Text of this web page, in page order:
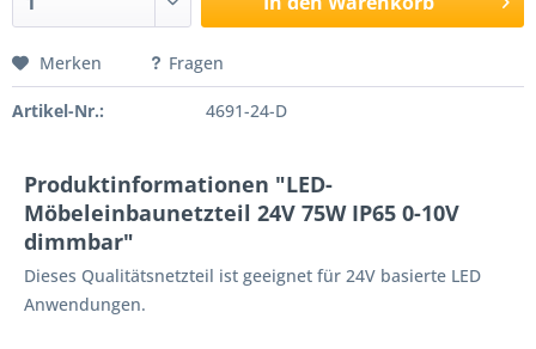
Merken Fragen
Artikel-Nr.: 4691-24-D
Produktinformationen "LED-
Möbeleinbaunetzteil 24V 75W IP65 0-10V
dimmbar"
Dieses Qualitätsnetzteil ist geeignet für 24V basierte LED
Anwendungen.